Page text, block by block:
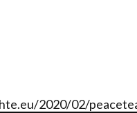
2020/02/